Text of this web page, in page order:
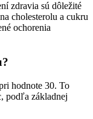
zdravia sú dôležité
cholesterolu a cukru
ochorenia
hodnote 30. To
podľa základnej